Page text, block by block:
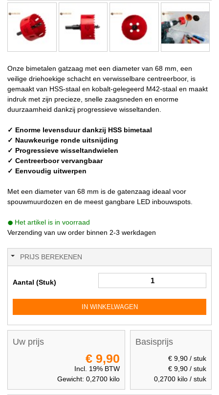
Onze bimetalen gatzaag met een diameter van 68 mm, een
veilige driehoekige schacht en verwisselbare centreerboor, is
gemaakt van HSS-staal en kobalt-gelegeerd M42-staal en maakt
indruk met zijn precieze, snelle zaagsneden en enorme
duurzaamheid dankzij progressieve wisseltanden.
✓ Enorme levensduur dankzij HSS bimetaal
✓ Nauwkeurige ronde uitsnijding
✓ Progressieve wisseltandwielen
✓ Centreerboor vervangbaar
✓ Eenvoudig uitwerpen
Met een diameter van 68 mm is de gatenzaag ideaal voor
spouwmuurdozen en de meest gangbare LED inbouwspots.
Het artikel is in voorraad
Verzending van uw order binnen 2-3 werkdagen
PRIJS BEREKENEN
Aantal (Stuk)
IN WINKELWAGEN
Basisprijs
€ 9,90/ stuk
€ 9,90/ stuk
0,2700 kilo / stuk
Uw prijs
€ 9,90
Incl. 19% BTW
Gewicht: 0,2700kilo